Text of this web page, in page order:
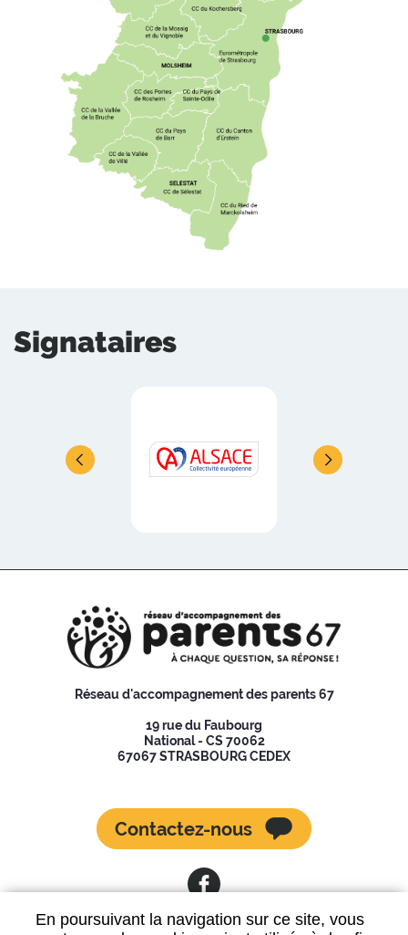
En poursuivant la navigation sur ce site, vous
Signataires
Réseau d'accompagnement des parents 67
19 rue du Faubourg
National - CS 70062
67067 STRASBOURG CEDEX
Contactez-nous